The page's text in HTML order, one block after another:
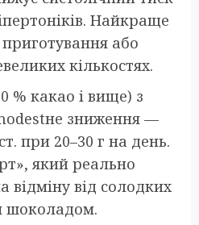
Найкраще
або
кількостях.
% какао і вище) з
зниження —
при 20–30 г на день.
який реально
відміну від солодких
шоколадом.